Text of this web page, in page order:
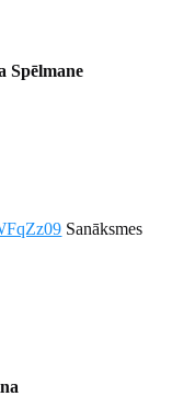
Spēlmane
Sanāksmes